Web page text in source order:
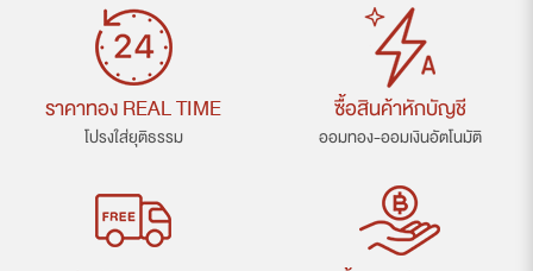
ราคาทอง REAL TIME
โปรงใส่ยุติธรรม
ซื้อสินค้าหักบัญชี
ออมทอง-ออมเงินอัตโนมัติ